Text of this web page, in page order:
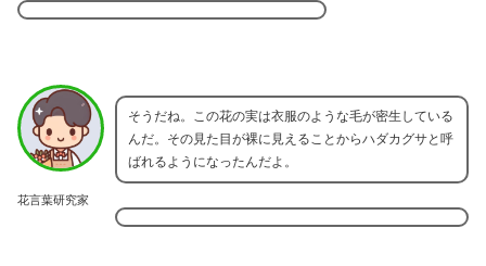
花言葉研究家
そうだね。この花の実は衣服のような毛が密生している
んだ。その見た目が裸に見えることからハダカグサと呼
ばれるようになったんだよ。